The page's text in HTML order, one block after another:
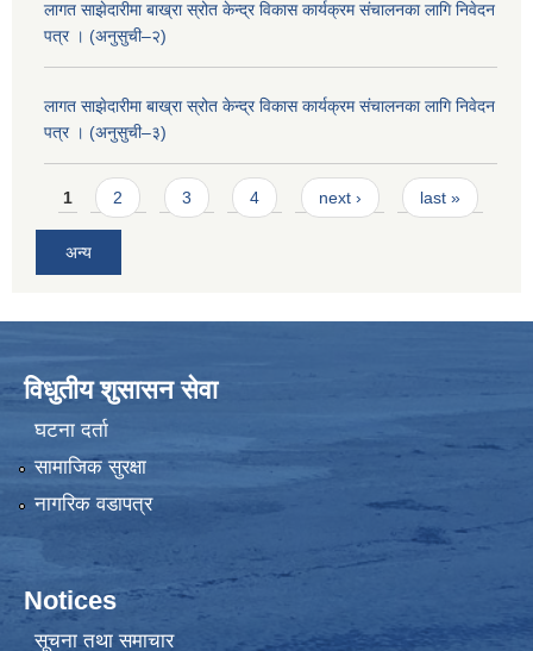
लागत साझेदारीमा बाख्रा स्रोत केन्द्र विकास कार्यक्रम संचालनका लागि निवेदन
पत्र । (अनुसुची–२)
लागत साझेदारीमा बाख्रा स्रोत केन्द्र विकास कार्यक्रम संचालनका लागि निवेदन
पत्र । (अनुसुची–३)
Pages
1 2 3 4 next › last »
अन्य
विधुतीय शुसासन सेवा
घटना दर्ता
सामाजिक सुरक्षा
नागरिक वडापत्र
Notices
सूचना तथा समाचार